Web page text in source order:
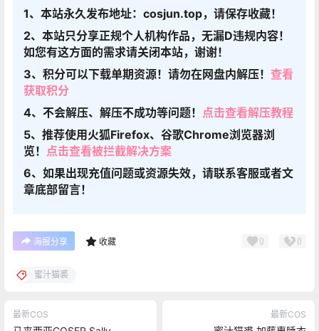
1、本站永久发布地址：cosjun.top，请保存收藏！
2、本站只分享正规个人机构作品，无漏D违规内容！
如您有这方面的需求请关闭本站，谢谢！
3、积分可以下载单期资源！请勿在网盘内解压！ 查看
获取积分
4、不会解压、解压不成功等问题！ 点击查看解压教程
5、推荐使用火狐Firefox、谷歌Chrome浏览器浏
览！ 点击查看被拦截解决方案
6、如果出现充值问题或资源失效，请联系客服或者文
章底部留言！
海报分享 收藏 0 0
蜜汁猫裘
最新COS 最新COS